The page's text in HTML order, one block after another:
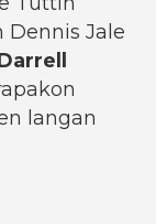
Jale
langan